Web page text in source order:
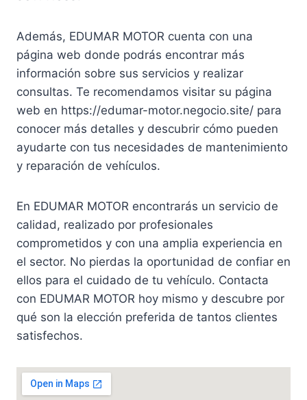
Además, EDUMAR MOTOR cuenta con una
página web donde podrás encontrar más
información sobre sus servicios y realizar
consultas. Te recomendamos visitar su página
web en https://edumar-motor.negocio.site/ para
conocer más detalles y descubrir cómo pueden
ayudarte con tus necesidades de mantenimiento
y reparación de vehículos.
En EDUMAR MOTOR encontrarás un servicio de
calidad, realizado por profesionales
comprometidos y con una amplia experiencia en
el sector. No pierdas la oportunidad de confiar en
ellos para el cuidado de tu vehículo. Contacta
con EDUMAR MOTOR hoy mismo y descubre por
qué son la elección preferida de tantos clientes
satisfechos.